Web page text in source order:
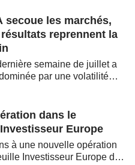
secoue les marchés,
reprennent la
semaine de juillet a
par une volatilité
conducteurs. Les
sur la soutenabilité
dans le
Europe
à une nouvelle opération
Investisseur Europe de